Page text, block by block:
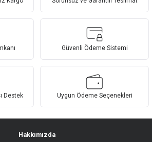
bozuk veya görüntülenemiyor.
eksik bilgiler bulunuyor.
alternatifler olmalı.
Güvenli Ödeme Sistemi
Destek Uygun Ödeme Seçenekleri
Hakkımızda